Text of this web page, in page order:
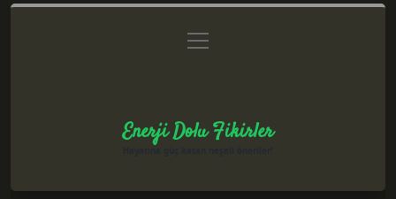
Gizlilik Politikası
menüyü
aç
Enerji Dolu Fikirler